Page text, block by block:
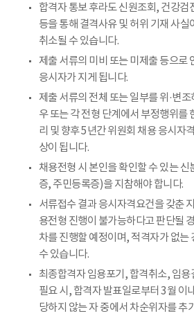
합격자 통보 후라도 신원조회, 건강검
등을 통해 결격사유 및 허위 기재 사실
취소될 수 있습니다.
제출 서류의 미비 또는 미제출 등으로
응시자가 지게 됩니다.
제출 서류의 전체 또는 일부를 위·변
우 또는 각 전형 단계에서 부정행위를
리 및 향후 5년간 위원회 채용 응시자
상이 됩니다.
채용전형 시 본인을 확인할 수 있는
증, 주민등록증)을 지참해야 합니다.
서류접수 결과 응시자격요건을 갖춘
용전형 진행이 불가능하다고 판단될
차를 진행할 예정이며, 적격자가 없는
수 있습니다.
최종합격자 임용포기, 합격취소, 임용
필요 시, 합격자 발표일로부터 3월 이
당하지 않는 자 중에서 차순위자를 추